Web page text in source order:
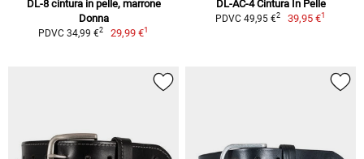
DL-8 cintura in pelle, marrone
Donna
PDVC 34,99 €2 29,99 €1
DL-AC-4 Cintura In Pelle
PDVC 49,95 €2 39,95 €1